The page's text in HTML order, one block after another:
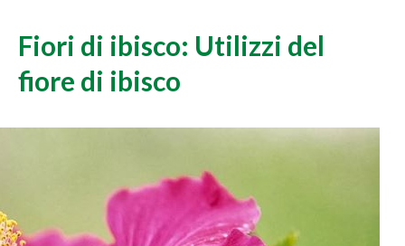
Fiori di ibisco: Utilizzi del
fiore di ibisco